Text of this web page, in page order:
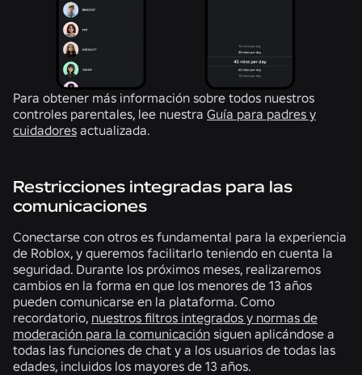
Para obtener más información sobre todos nuestros
controles parentales, lee nuestra Guía para padres y
cuidadores actualizada.
Restricciones integradas para las
comunicaciones
Conectarse con otros es fundamental para la experiencia
de Roblox, y queremos facilitarlo teniendo en cuenta la
seguridad. Durante los próximos meses, realizaremos
cambios en la forma en que los menores de 13 años
pueden comunicarse en la plataforma. Como
recordatorio, nuestros filtros integrados y normas de
moderación para la comunicación siguen aplicándose a
todas las funciones de chat y a los usuarios de todas las
edades, incluidos los mayores de 13 años.